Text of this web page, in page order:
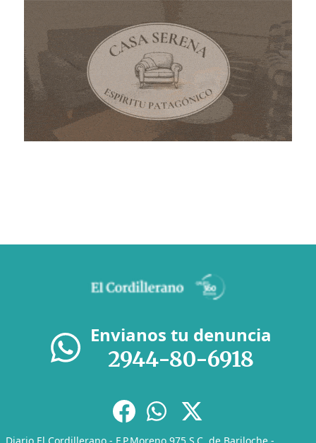
Envianos tu denuncia
2944-80-6918